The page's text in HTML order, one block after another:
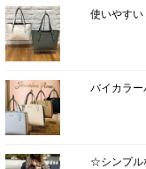
使いやす
バイカラ
☆シンプル